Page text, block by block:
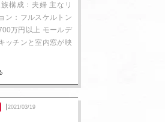
構成：夫婦 主なリ
ン：フルスケルトン
万円以上 モールデ
ッチンと室内窓が映
┃2021/03/19